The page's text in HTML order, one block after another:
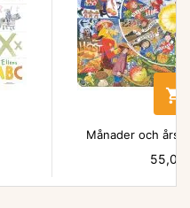

Månader och
Pris
55,00